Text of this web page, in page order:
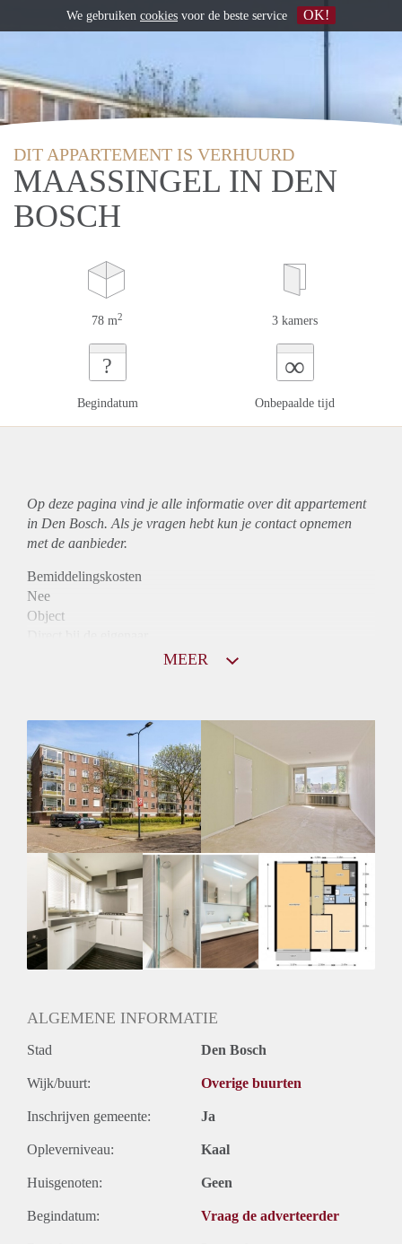
DIT APPARTEMENT IS VERHUURD
MAASSINGEL IN DEN
BOSCH
78 m2 3 kamers
?
Begindatum
∞
Onbepaalde tijd
Op deze pagina vind je alle informatie over ditappartement
in Den Bosch. Als je vragen hebt kun je contact opnemen
met de aanbieder.
Bemiddelingskosten
Nee
Object
Huurtoeslag
Niet mogelijk
Inkomen eis
3,0 X Maandhuur Bruto
Huurtermijn
Onbepaalde termijn
Oplevering
Kaal
MEER
ALGEMENE INFORMATIE
Stad Den Bosch
Wijk/buurt: Overige buurten
Inschrijven gemeente: Ja
Opleverniveau: Kaal
Huisgenoten: Geen
Begindatum: Vraag de adverteerder
We gebruiken cookies voor de beste service OK!